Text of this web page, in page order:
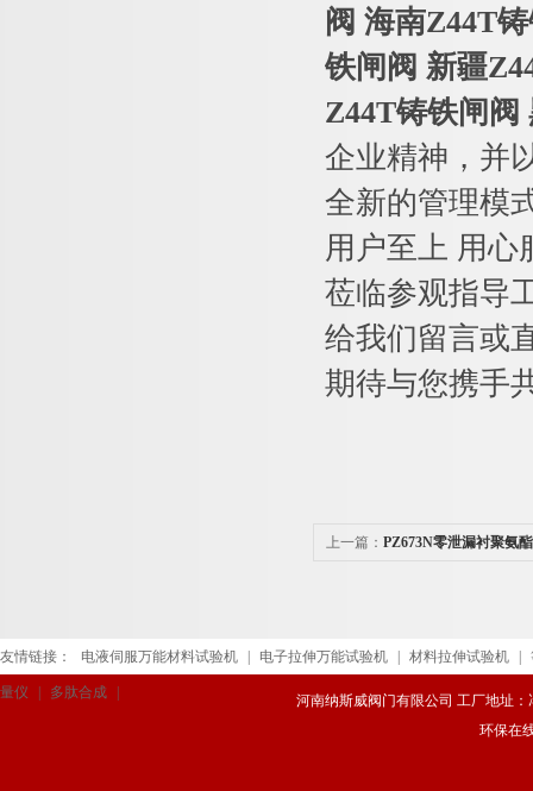
阀 海南Z44T
铁闸阀 新疆
Z44T铸铁闸阀
企业精神，并
全新的管理模
用户至上 用心
莅临参观指导
给我们留言或
期待与您携手
上一篇： PZ673N零泄漏衬聚氨
友情链接： 电液伺服万能材料试验机 电子拉伸万能试验机 材料拉伸试验机
量仪 多肽合成
河南纳斯威阀门有限公司 工厂地址：
环保在